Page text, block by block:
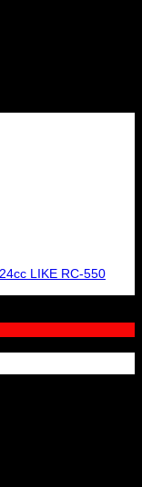
LIKE RC-550